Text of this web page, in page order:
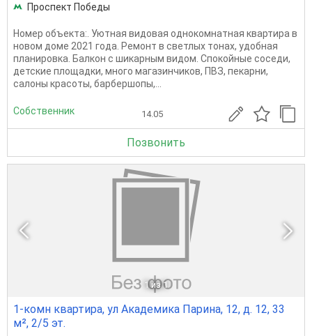
Проспект Победы
Номер объекта:. Уютная видовая однокомнатная квартира в
новом доме 2021 года. Ремонт в светлых тонах, удобная
планировка. Балкон с шикарным видом. Спокойные соседи,
детские площадки, много магазинчиков, ПВЗ, пекарни,
салоны красоты, барбершопы,...
Собственник 14.05
Позвонить
1 из 1
1-комн квартира, ул Академика Парина, 12, д. 12, 33
м², 2/5 эт.